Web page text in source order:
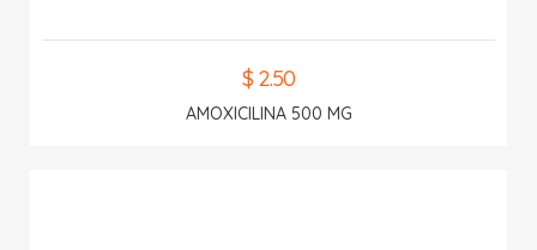
$ 2.50
AMOXICILINA 500 MG